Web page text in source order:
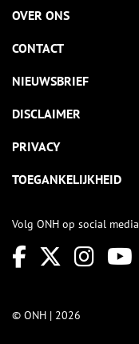
OVER ONS
CONTACT
NIEUWSBRIEF
DISCLAIMER
PRIVACY
TOEGANKELIJKHEID
Volg ONH op social media
© ONH | 2026